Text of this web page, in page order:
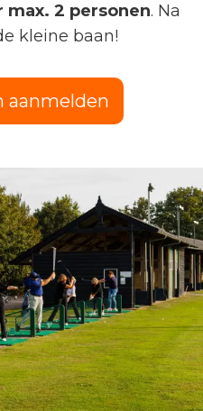
max. 2 personen. Na
kleine baan!
aanmelden